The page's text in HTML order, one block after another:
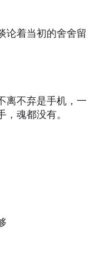
论着当初的舍舍留
离不弃是手机，一
魂都没有。